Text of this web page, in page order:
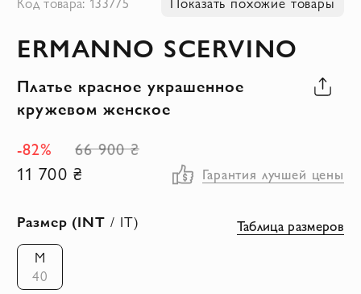
началу
изображений
ERMANNO SCERVINO
Платье красное украшенное
кружевом женское
-82%
66 900 ₴
11 700 ₴ Гарантия лучшей цены
Размер (INT / IT)
M
40
Таблица размеров